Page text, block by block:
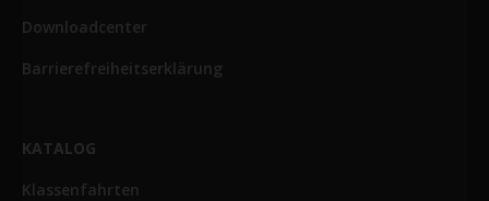
Downloadcenter
Barrierefreiheitserklärung
KATALOG
Klassenfahrten